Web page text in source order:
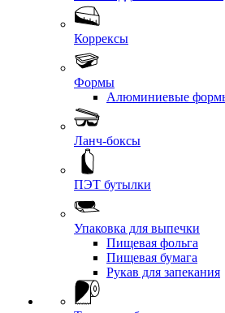
Коррексы
Формы
Алюминиевые
Ланч-боксы
ПЭТ бутылки
Упаковка для выпечки
Пищевая фольга
Пищевая бумага
Рукав для запекания